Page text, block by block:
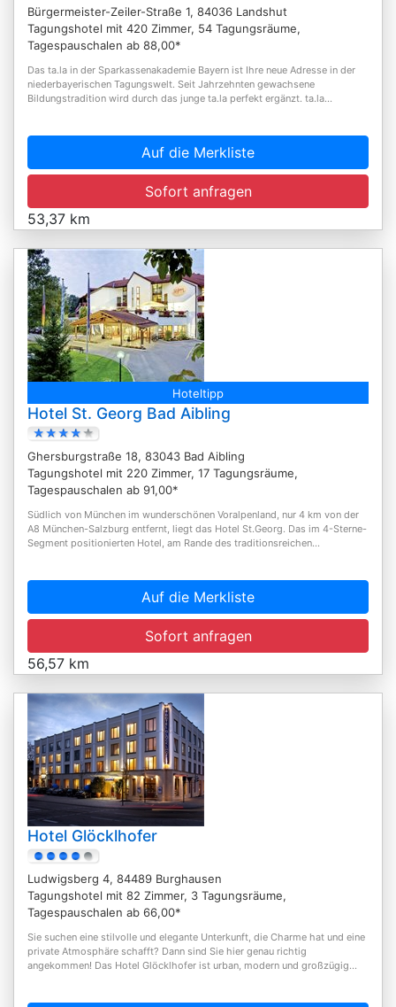
Bürgermeister-Zeiler-Straße 1, 84036 Landshut
Tagungshotel mit 420 Zimmer, 54 Tagungsräume,
Tagespauschalen ab 88,00*
Das ta.la in der Sparkassenakademie Bayern ist Ihre neue Adresse in der
niederbayerischen Tagungswelt. Seit Jahrzehnten gewachsene
Bildungstradition wird durch das junge ta.la perfekt ergänzt. ta.la...
Auf die Merkliste
Sofort anfragen
53,37 km
Hoteltipp
Hotel St. Georg Bad Aibling
Ghersburgstraße 18, 83043 Bad Aibling
Tagungshotel mit 220 Zimmer, 17 Tagungsräume,
Tagespauschalen ab 91,00*
Südlich von München im wunderschönen Voralpenland, nur 4 km von der
A8 München-Salzburg entfernt, liegt das Hotel St.Georg. Das im 4-Sterne-
Segment positionierten Hotel, am Rande des traditionsreichen...
Auf die Merkliste
Sofort anfragen
56,57 km
Hotel Glöcklhofer
Ludwigsberg 4, 84489 Burghausen
Tagungshotel mit 82 Zimmer, 3 Tagungsräume,
Tagespauschalen ab 66,00*
Sie suchen eine stilvolle und elegante Unterkunft, die Charme hat und eine
private Atmosphäre schafft? Dann sind Sie hier genau richtig
angekommen! Das Hotel Glöcklhofer ist urban, modern und großzügig...